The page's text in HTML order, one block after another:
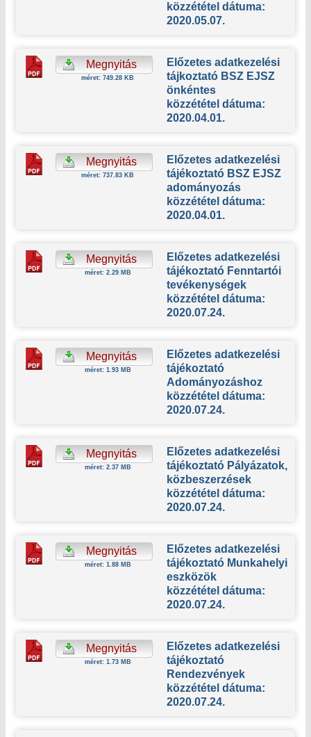
közzététel dátuma:
2020.05.07.
Megnyitás
méret: 749.28 KB
Előzetes adatkezelési
tájkoztató BSZ EJSZ
önkéntes
közzététel dátuma:
2020.04.01.
Megnyitás
méret: 737.83 KB
Előzetes adatkezelési
tájékoztató BSZ EJSZ
adományozás
közzététel dátuma:
2020.04.01.
Megnyitás
méret: 2.29 MB
Előzetes adatkezelési
tájékoztató Fenntartói
tevékenységek
közzététel dátuma:
2020.07.24.
Megnyitás
méret: 1.93 MB
Előzetes adatkezelési
tájékoztató
Adományozáshoz
közzététel dátuma:
2020.07.24.
Megnyitás
méret: 2.37 MB
Előzetes adatkezelési
tájékoztató Pályázatok,
közbeszerzések
közzététel dátuma:
2020.07.24.
Megnyitás
méret: 1.88 MB
Előzetes adatkezelési
tájékoztató Munkahelyi
eszközök
közzététel dátuma:
2020.07.24.
Megnyitás
méret: 1.73 MB
Előzetes adatkezelési
tájékoztató
Rendezvények
közzététel dátuma:
2020.07.24.